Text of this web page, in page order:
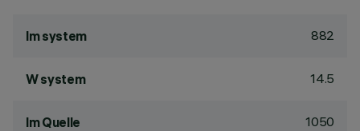
lm system 882
W system 14.5
lm Quelle 1050